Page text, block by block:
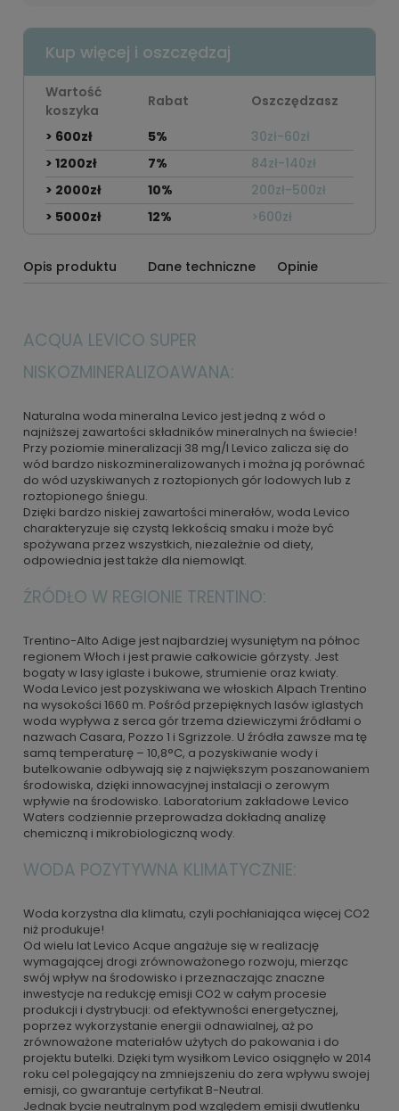
Kup więcej i oszczędzaj
Wartość
koszyka
Rabat
Oszczędzasz
> 600zł
5%
30zł-60zł
> 1200zł
7%
84zł-140zł
> 2000zł
10%
200zł-500zł
> 5000zł
12% >600zł
Opis produktu Dane techniczne Opinie
ACQUA LEVICO SUPER
NISKOZMINERALIZOAWANA:
Naturalna woda mineralna Levico jest jedną z wód o
najniższej zawartości składników mineralnych na świecie!
Przy poziomie mineralizacji 38 mg/l Levico zalicza się do
wód bardzo niskozmineralizowanych i można ją porównać
do wód uzyskiwanych z roztopionych gór lodowych lub z
roztopionego śniegu.
Dzięki bardzo niskiej zawartości minerałów, woda Levico
charakteryzuje się czystą lekkością smaku i może być
spożywana przez wszystkich, niezależnie od diety,
odpowiednia jest także dla niemowląt.
ŹRÓDŁO W REGIONIE TRENTINO:
Trentino-Alto Adige jest najbardziej wysuniętym na północ
regionem Włoch i jest prawie całkowicie górzysty. Jest
bogaty w lasy iglaste i bukowe, strumienie oraz kwiaty.
Woda Levico jest pozyskiwana we włoskich Alpach Trentino
na wysokości 1660 m. Pośród przepięknych lasów iglastych
woda wypływa z serca gór trzema dziewiczymi źródłami o
nazwach Casara, Pozzo 1 i Sgrizzole. U źródła zawsze ma tę
samą temperaturę – 10,8°C, a pozyskiwanie wody i
butelkowanie odbywają się z największym poszanowaniem
środowiska, dzięki innowacyjnej instalacji o zerowym
wpływie na środowisko. Laboratorium zakładowe Levico
Waters codziennie przeprowadza dokładną analizę
chemiczną i mikrobiologiczną wody.
WODA POZYTYWNA KLIMATYCZNIE:
Woda korzystna dla klimatu, czyli pochłaniająca więcej CO2
niż produkuje!
Od wielu lat Levico Acque angażuje się w realizację
wymagającej drogi zrównoważonego rozwoju, mierząc
swój wpływ na środowisko i przeznaczając znaczne
inwestycje na redukcję emisji CO2 w całym procesie
produkcji i dystrybucji: od efektywności energetycznej,
poprzez wykorzystanie energii odnawialnej, aż po
zrównoważone materiałów użytych do pakowania i do
projektu butelki. Dzięki tym wysiłkom Levico osiągnęło w 2014
roku cel polegający na zmniejszeniu do zera wpływu swojej
emisji, co gwarantuje certyfikat B-Neutral.
Jednak bycie neutralnym pod względem emisji dwutlenku